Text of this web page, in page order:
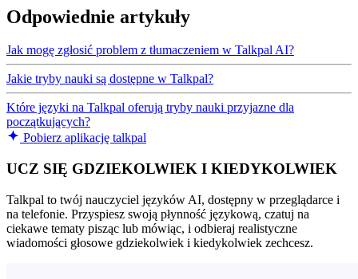
Odpowiednie artykuły
Jak mogę zgłosić problem z tłumaczeniem w Talkpal AI?
Jakie tryby nauki są dostępne w Talkpal?
Które języki na Talkpal oferują tryby nauki przyjazne dla
początkujących?
Pobierz aplikację talkpal
UCZ SIĘ GDZIEKOLWIEK I KIEDYKOLWIEK
Talkpal to twój nauczyciel języków AI, dostępny w przeglądarce i
na telefonie. Przyspiesz swoją płynność językową, czatuj na
ciekawe tematy pisząc lub mówiąc, i odbieraj realistyczne
wiadomości głosowe gdziekolwiek i kiedykolwiek zechcesz.